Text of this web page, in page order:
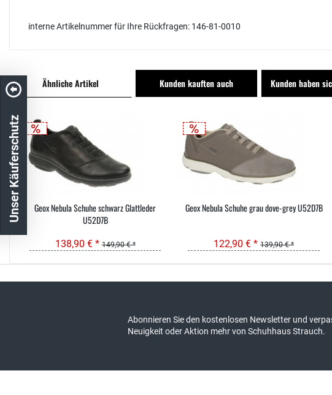
interne Artikelnummer für Ihre Rückfragen: 146-81-0010
Ähnliche Artikel Kunden kauften auch Kunden haben
Geox Nebula Schuhe schwarz Glattleder
U52D7B
138,90 € * 149,90 € *
Geox Nebula Schuhe grau dove-grey U52D7B
122,90 € * 139,90 € *
Abonnieren Sie den kostenlosen Newsletter und
Neuigkeit oder Aktion mehr von Schuhhaus Strauch.
Unser Käuferschutz